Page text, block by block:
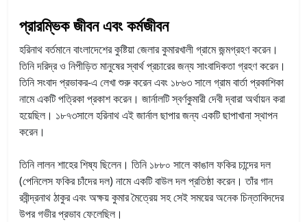
প্রারম্ভিক জীবন এবং কর্মজীবন
হরিনাথ বর্তমানে বাংলাদেশের কুষ্টিয়া জেলার কুমারখালী গ্রামে জন্মগ্রহণ করেন।
তিনি দরিদ্র ও নিপীড়িত মানুষের স্বার্থ প্রচারের জন্য সাংবাদিকতা গ্রহণ করেন।
তিনি সংবাদ প্রভাকর-এ লেখা শুরু করেন এবং ১৮৬৩ সালে গ্রাম বার্তা প্রকাশিকা
নামে একটি পত্রিকা প্রকাশ করেন। জার্নালটি স্বর্ণকুমারী দেবী দ্বারা অর্থায়ন করা
হয়েছিল। ১৮৭৩সালে হরিনাথ এই জার্নাল ছাপার জন্য একটি ছাপাখানা স্থাপন
করেন।
তিনি লালন শাহের শিষ্য ছিলেন। তিনি ১৮৮০ সালে কাঙাল ফকির চান্দের দল
(পেনিলেস ফকির চাঁদের দল) নামে একটি বাউল দল প্রতিষ্ঠা করেন। তাঁর গান
রবীন্দ্রনাথ ঠাকুর এবং অক্ষয় কুমার মৈত্রেয় সহ সেই সময়ের অনেক চিন্তাবিদদের
উপর গভীর প্রভাব ফেলেছিল।